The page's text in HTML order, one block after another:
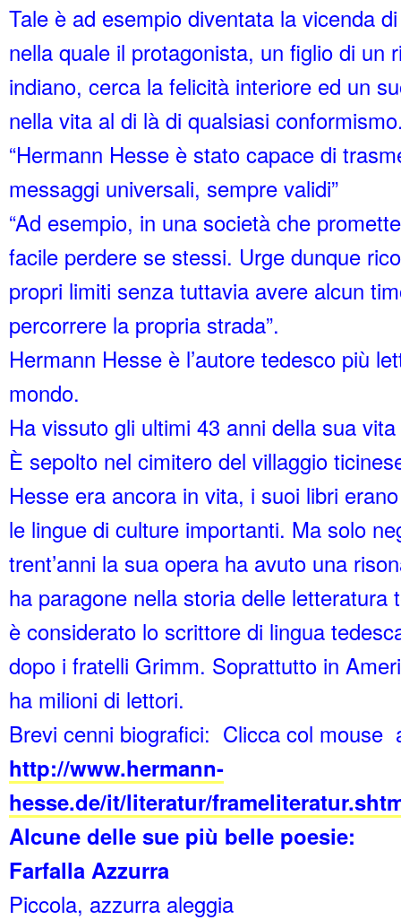
Tale è ad esempio diventata la vicenda di
nella quale il protagonista, un figlio di un
indiano, cerca la felicità interiore ed un
nella vita al di là di qualsiasi
“Hermann Hesse è stato capace di
messaggi universali, sempre validi”
“Ad esempio, in una società che
facile perdere se stessi. Urge dunque
propri limiti senza tuttavia avere alcun
percorrere la propria strada”.
Hermann Hesse è l’autore tedesco più
mondo.
Ha vissuto gli ultimi 43 anni della sua
È sepolto nel cimitero del villaggio
Hesse era ancora in vita, i suoi libri
le lingue di culture importanti. Ma solo
trent’anni la sua opera ha avuto una
ha paragone nella storia delle letteratura
è considerato lo scrittore di lingua
dopo i fratelli Grimm. Soprattutto in
ha milioni di lettori.
Brevi cenni biografici: Clicca col mouse
http://www.hermann-
hesse.de/it/literatur/
Alcune delle sue più belle poesie:
Farfalla Azzurra
Piccola, azzurra aleggia